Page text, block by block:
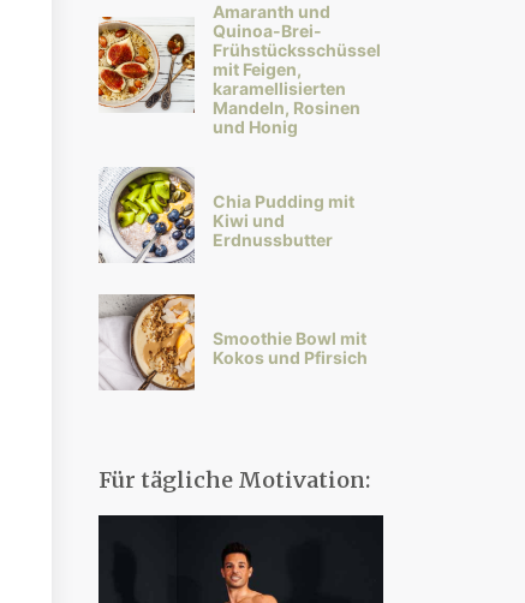
Amaranth und
Quinoa-Brei-
Frühstücksschüssel
mit Feigen,
karamellisierten
Mandeln, Rosinen
und Honig
Chia Pudding mit
Kiwi und
Erdnussbutter
Smoothie Bowl mit
Kokos und Pfirsich
Für tägliche Motivation: